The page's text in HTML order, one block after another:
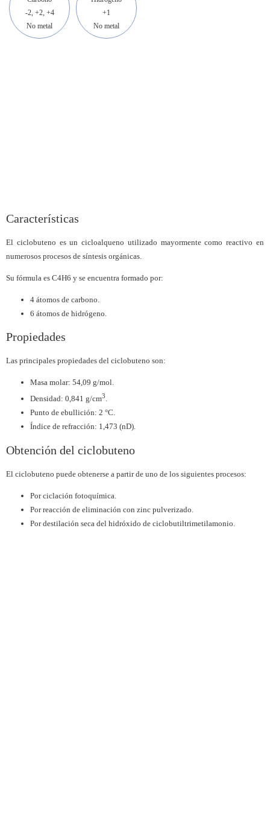
-2, +2, +4
No metal
+1
No metal
Características
El ciclobuteno es un cicloalqueno utilizado mayormente como reactivo en
numerosos procesos de síntesis orgánicas.
Su fórmula es C4H6 y se encuentra formado por:
4 átomos de carbono.
6 átomos de hidrógeno.
Propiedades
Las principales propiedades del ciclobuteno son:
Masa molar: 54,09 g/mol.
Densidad: 0,841 g/cm3.
Punto de ebullición: 2 °C.
Índice de refracción: 1,473 (nD).
Obtención del ciclobuteno
El ciclobuteno puede obtenerse a partir de uno de los siguientes procesos:
Por ciclación fotoquímica.
Por reacción de eliminación con zinc pulverizado.
Por destilación seca del hidróxido de ciclobutiltrimetilamonio.